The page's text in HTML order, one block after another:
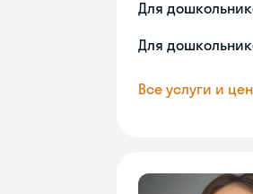
Для
Для
Все услуги и